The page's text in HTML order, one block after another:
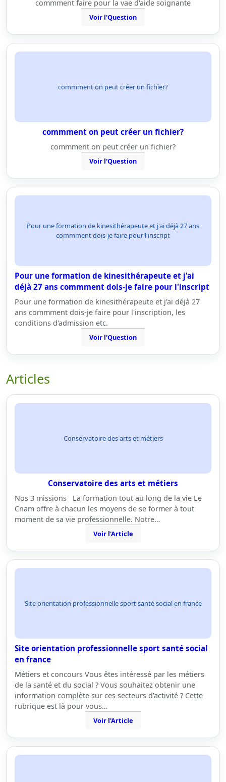
commment faire pour la vae d'aide soignante
Voir l'Question
commment on peut créer un fichier?
commment on peut créer un fichier?
commment on peut créer un fichier?
Voir l'Question
Pour une formation de kinesithérapeute et j'ai déjà 27 ans
commment dois-je faire pour l'inscript
Pour une formation de kinesithérapeute et j'ai
déjà 27 ans commment dois-je faire pour l'inscript
Pour une formation de kinesithérapeute et j'ai déjà 27
ans commment dois-je faire pour l'inscription, les
conditions d'admission etc.
Voir l'Question
Articles
Conservatoire des arts et métiers
Conservatoire des arts et métiers
Nos 3 missions La formation tout au long de la vie Le
Cnam offre à chacun les moyens de se former à tout
moment de sa vie professionnelle. Notre…
Voir l'Article
Site orientation professionnelle sport santé social en france
Site orientation professionnelle sport santé social
en france
Métiers et concours Vous êtes intéressé par les métiers
de la santé et du social ? Vous souhaitez obtenir une
information complète sur ces secteurs d’activité ? Cette
rubrique est là pour vous…
Voir l'Article